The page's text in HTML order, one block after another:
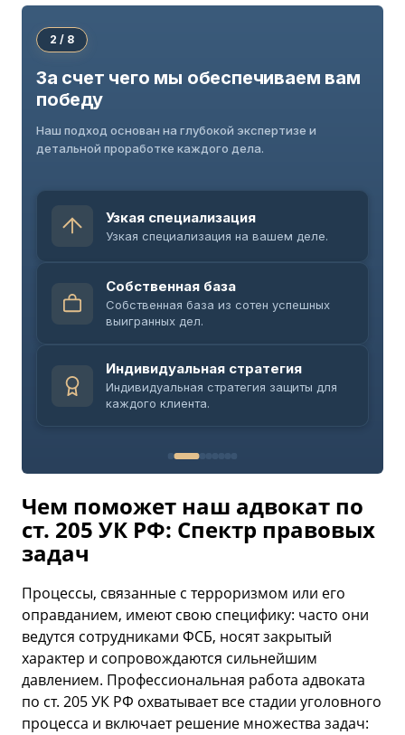
2 / 8
За счет чего мы обеспечиваем вам
победу
Наш подход основан на глубокой экспертизе и
детальной проработке каждого дела.
Узкая специализация
Узкая специализация на вашем деле.
Собственная база
Собственная база из сотен успешных
выигранных дел.
Индивидуальная стратегия
Индивидуальная стратегия защиты для
каждого клиента.
Чем поможет наш адвокат по
ст. 205 УК РФ: Спектр правовых
задач
Процессы, связанные с терроризмом или его
оправданием, имеют свою специфику: часто они
ведутся сотрудниками ФСБ, носят закрытый
характер и сопровождаются сильнейшим
давлением. Профессиональная работа адвоката
по ст. 205 УК РФ охватывает все стадии уголовного
процесса и включает решение множества задач: